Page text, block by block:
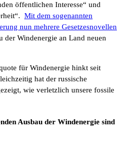
öffentlichen Interesse“ und
Mit dem sogenannten
nun mehrere Gesetzesnovellen
der Windenergie an Land neuen
für Windenergie hinkt seit
hat der russische
wie verletzlich unsere fossile
Ausbau der Windenergie sind